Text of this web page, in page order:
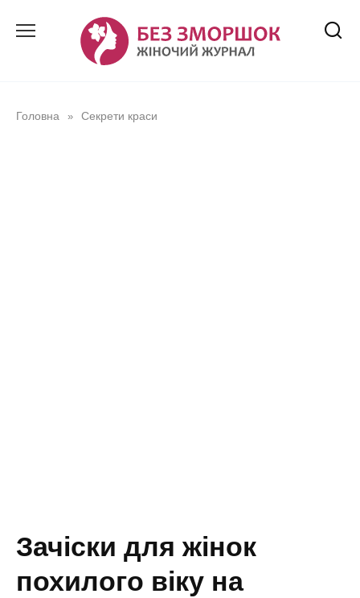
Головна » Секрети краси
Зачіски для жінок
похилого віку на